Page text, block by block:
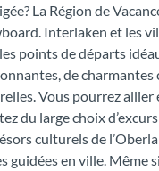
La Région de
Interlaken et les
points de départs
de charmantes
Vous pourrez allier
du large choix
culturels de
guidées en ville. Même